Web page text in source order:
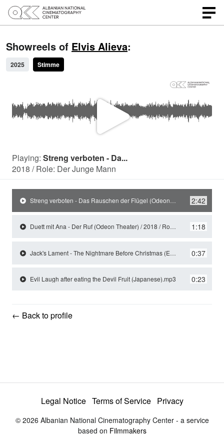
Showreels of Elvis Alieva:
2025 Stimme
P
l
a
y
V
e
o
Playing: Streng verboten - Da...
2018 / Role: Der Junge Mann
Streng verboten - Das Rauschen der Flügel (Odeon Theater) / 2018 / Role: Der Junge Mann 2:42
Duett mit Ana - Der Ruf (Odeon Theater) / 2018 / Role: Der Junge Mann 1:18
Jack's Lament - The Nightmare Before Christmas (English).mp3 0:37
Evil Laugh after eating the Devil Fruit (Japanese).mp3 0:23
← Back to profile
Legal Notice Terms of Service Privacy
© 2026 Albanian National Cinematography Center - a service
based on Filmmakers